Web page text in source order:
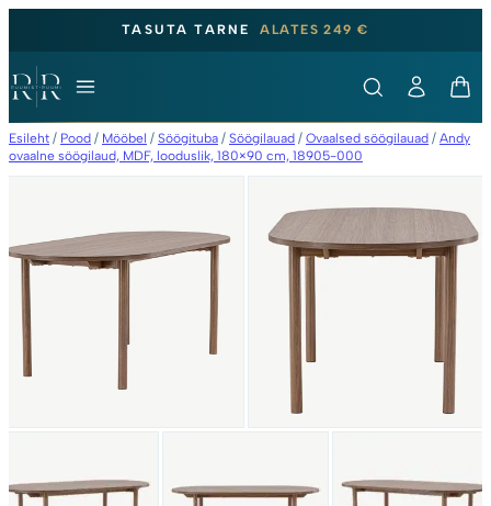
TASUTA TARNE ALATES 249 €
Esileht / Pood / Mööbel / Söögituba / Söögilauad / Ovaalsed söögilauad / Andy
ovaalne söögilaud, MDF, looduslik, 180×90 cm, 18905-000